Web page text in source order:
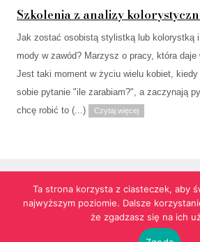
Szkolenia z analizy
Jak zostać osobistą stylistką lub kolorystką
mody w zawód? Marzysz o pracy, która
Jest taki moment w życiu wielu kobiet, kiedy
sobie pytanie "ile zarabiam?", a zaczynają
chcę robić to (...)
Czytaj więcej
Ta strona korzysta z ciasteczek, aby
najwyższym poziomie. Dalsze
że zgadzasz się na ich
Strona korzysta z informacji przechowywanych
funkcjonalnych oraz
agencja reklamowa Gliwice